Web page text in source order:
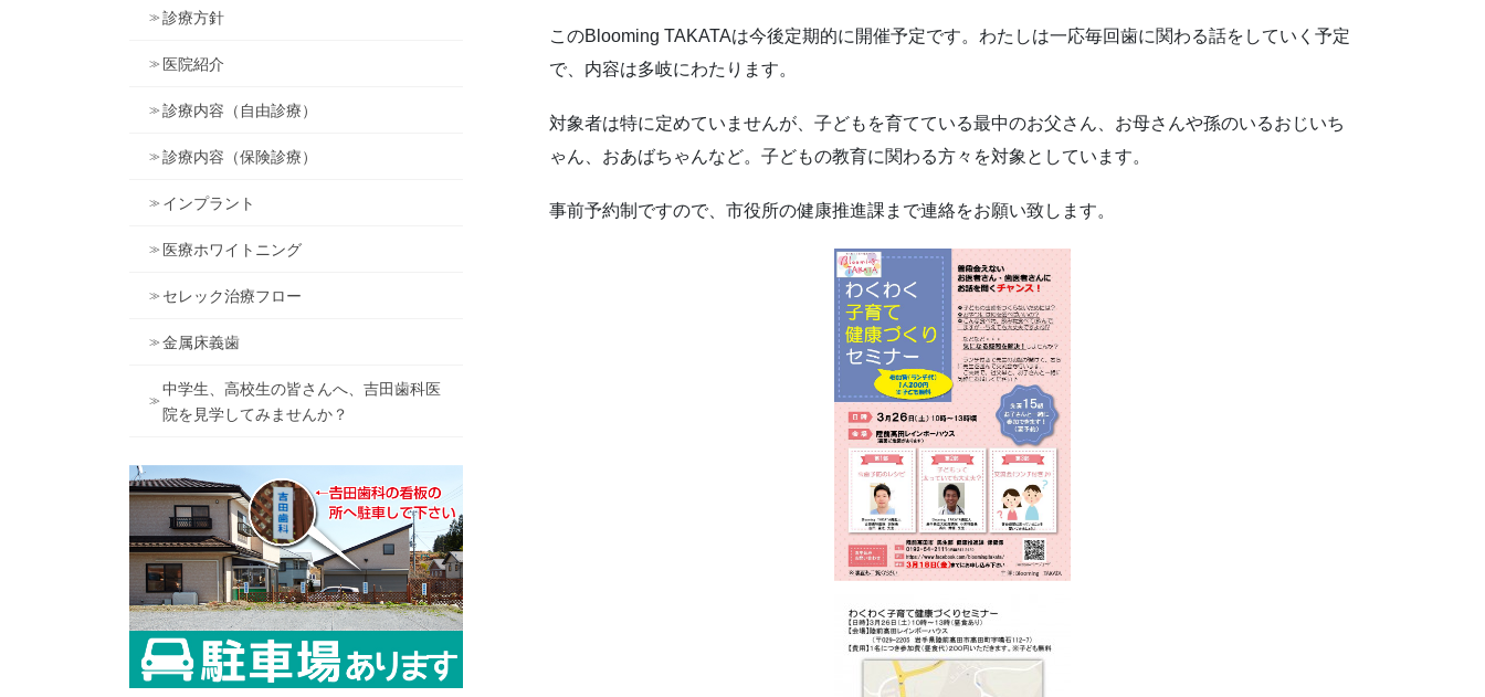
このBlooming TAKATAは今後定期的に開催予定です。わたしは一応毎回歯に関わる話をしていく予定
で、内容は多岐にわたります。
対象者は特に定めていませんが、子どもを育てている最中のお父さん、お母さんや孫のいるおじいち
ゃん、おあばちゃんなど。子どもの教育に関わる方々を対象としています。
事前予約制ですので、市役所の健康推進課まで連絡をお願い致します。
診療方針
医院紹介
診療内容（自由診療）
診療内容（保険診療）
インプラント
医療ホワイトニング
セレック治療フロー
金属床義歯
中学生、高校生の皆さんへ、吉田歯科医
院を見学してみませんか？